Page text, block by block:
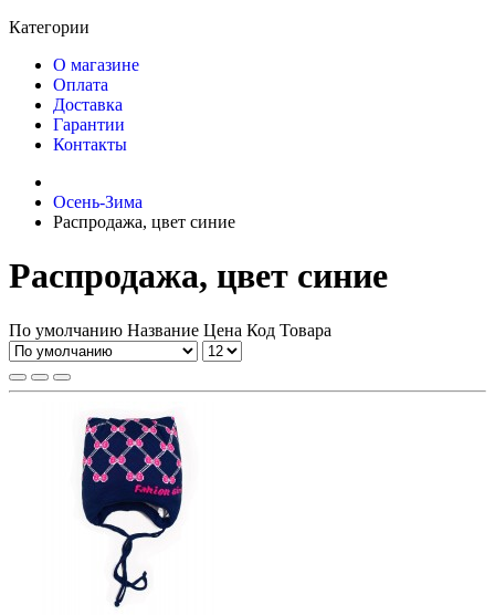
Категории
О магазине
Оплата
Доставка
Гарантии
Контакты
Осень-Зима
Распродажа, цвет синие
Распродажа, цвет синие
По умолчанию Название Цена Код Товара